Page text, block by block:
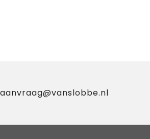
aanvraag@vanslobbe.nl